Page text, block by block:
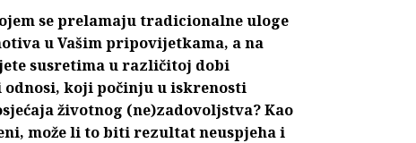
se prelamaju tradicionalne uloge
u Vašim pripovijetkama, a na
susretima u različitoj dobi
odnosi, koji počinju u iskrenosti
životnog (ne)zadovoljstva? Kao
može li to biti rezultat neuspjeha i